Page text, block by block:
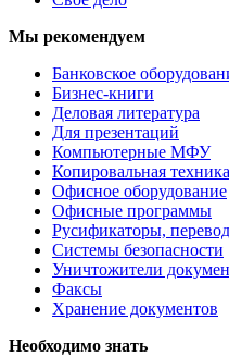
Мы рекомендуем
Банковское
Бизнес-книги
Деловая литература
Для презентаций
Компьютерные МФУ
Копировальная техника
Офисное оборудование
Офисные программы
Русификаторы,
Системы безопасности
Уничтожители
Факсы
Хранение документов
Необходимо знать